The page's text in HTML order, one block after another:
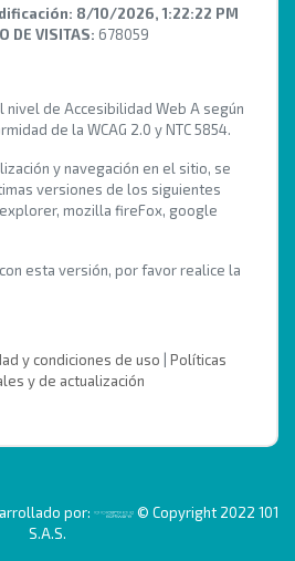
8/10/2026, 1:22:22 PM
DE VISITAS: 678059
nivel de Accesibilidad Web A según
de la WCAG 2.0 y NTC 5854.
y navegación en el sitio, se
versiones de los siguientes
mozilla fireFox, google
esta versión, por favor realice la
y condiciones de uso
Políticas
y de actualización
por:
© Copyright 2022 101
S.A.S.